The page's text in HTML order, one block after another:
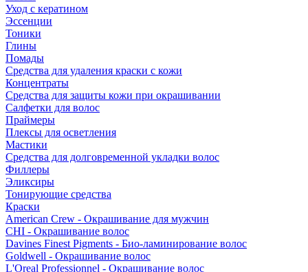
Уход с кератином
Эссенции
Тоники
Глины
Помады
Средства для удаления краски с кожи
Концентраты
Средства для защиты кожи при окрашивании
Салфетки для волос
Праймеры
Плексы для осветления
Мастики
Средства для долговременной укладки волос
Филлеры
Эликсиры
Тонирующие средства
Краски
American Crew - Окрашивание для мужчин
CHI - Окрашивание волос
Davines Finest Pigments - Био-ламинирование волос
Goldwell - Окрашивание волос
L'Oreal Professionnel - Окрашивание волос